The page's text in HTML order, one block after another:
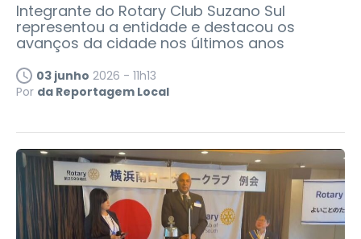
Integrante do Rotary Club Suzano Sul
representou a entidade e destacou os
avanços da cidade nos últimos anos
03 junho 2026 - 11h13
Por da Reportagem Local